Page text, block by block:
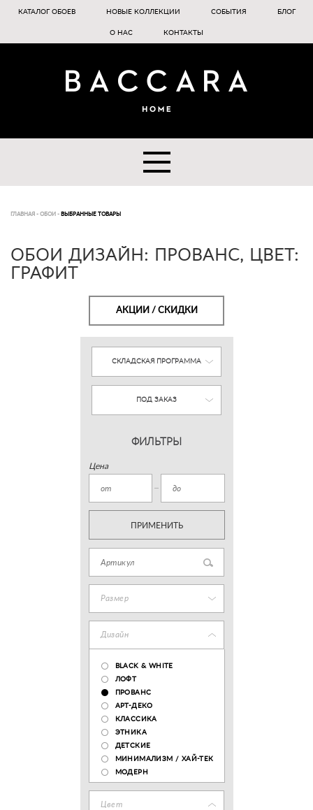
КАТАЛОГ ОБОЕВ НОВЫЕ КОЛЛЕКЦИИ СОБЫТИЯ БЛОГ
О НАС КОНТАКТЫ
ГЛАВНАЯ - ОБОИ - ВЫБРАННЫЕ ТОВАРЫ
ОБОИ ДИЗАЙН: ПРОВАНС, ЦВЕТ:
ГРАФИТ
АКЦИИ / СКИДКИ
СКЛАДСКАЯ ПРОГРАММА
ПОД ЗАКАЗ
ФИЛЬТРЫ
Цена
ПРИМЕНИТЬ
Размер
Дизайн
BLACK & WHITE
ЛОФТ
ПРОВАНС
АРТ-ДЕКО
КЛАССИКА
ЭТНИКА
ДЕТСКИЕ
МИНИМАЛИЗМ / ХАЙ-ТЕК
МОДЕРН
Цвет